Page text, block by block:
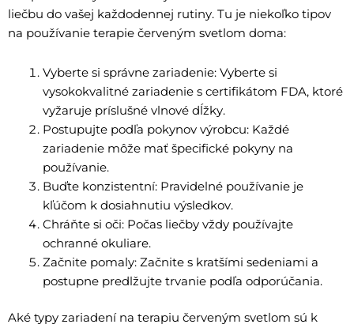
liečbu do vašej každodennej rutiny. Tu je niekoľko tipov
na používanie terapie červeným svetlom doma:
Vyberte si správne zariadenie: Vyberte si
vysokokvalitné zariadenie s certifikátom FDA, ktoré
vyžaruje príslušné vlnové dĺžky.
Postupujte podľa pokynov výrobcu: Každé
zariadenie môže mať špecifické pokyny na
používanie.
Buďte konzistentní: Pravidelné používanie je
kľúčom k dosiahnutiu výsledkov.
Chráňte si oči: Počas liečby vždy používajte
ochranné okuliare.
Začnite pomaly: Začnite s kratšími sedeniami a
postupne predlžujte trvanie podľa odporúčania.
Aké typy zariadení na terapiu červeným svetlom sú k